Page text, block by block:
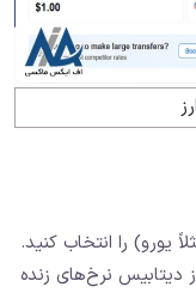
یورو) را انتخاب کنید.
دیتابیس نرخ‌های زنده